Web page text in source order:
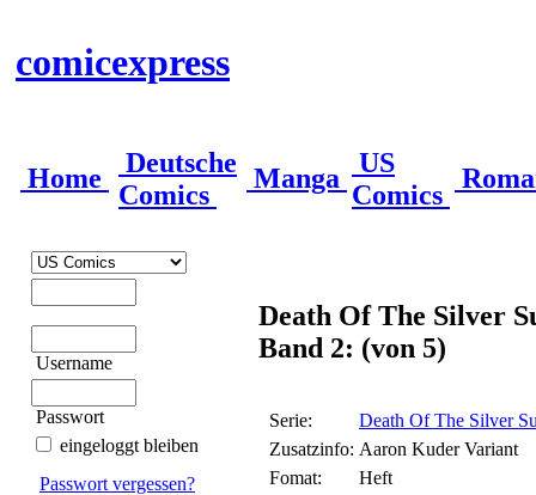
comicexpress
Home
Deutsche
Comics
Manga
US
Comics
Username
Passwort
eingeloggt bleiben
Passwort vergessen?
Death Of The Silver
Band 2: (von 5)
Serie:
Death Of The Silver
Zusatzinfo: Aaron Kuder Variant
Fomat:
Heft